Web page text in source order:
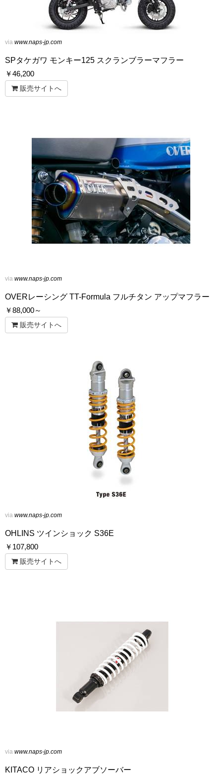
via www.naps-jp.com
SPタケガワ モンキー125 スクランブラーマフラー
￥46,200
販売サイトへ
via www.naps-jp.com
OVERレーシング TT-Formula フルチタン アップマフラー
￥88,000～
販売サイトへ
via www.naps-jp.com
OHLINS ツインショック S36E
￥ 107,800
販売サイトへ
via www.naps-jp.com
KITACO リアショックアブソーバー